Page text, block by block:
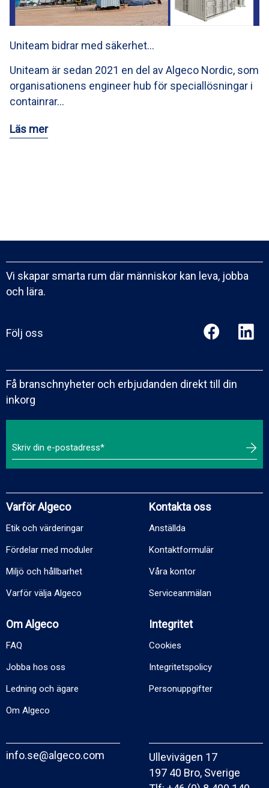
Uniteam bidrar med säkerhet…
Uniteam är sedan 2021 en del av Algeco Nordic, som
organisationens engineer hub för speciallösningar i
containrar…
Läs mer
Vi skapar smarta rum där människor kan leva, jobba
och lära.
Följ oss
Få branschnyheter och erbjudanden direkt till din
inkorg
Varför Algeco
Etik och värderingar
Fördelar med moduler
Miljö och hållbarhet
Varför välja Algeco
Kontakta oss
Anställda
Kontaktformulär
Våra kontor
Serviceanmälan
Om Algeco
FAQ
Jobba hos oss
Ledning och ägare
Om Algeco
Integritet
Cookies
Integritetspolicy
Personuppgifter
info.se@algeco.com
Ullevivägen 17
197 40 Bro, Sverige